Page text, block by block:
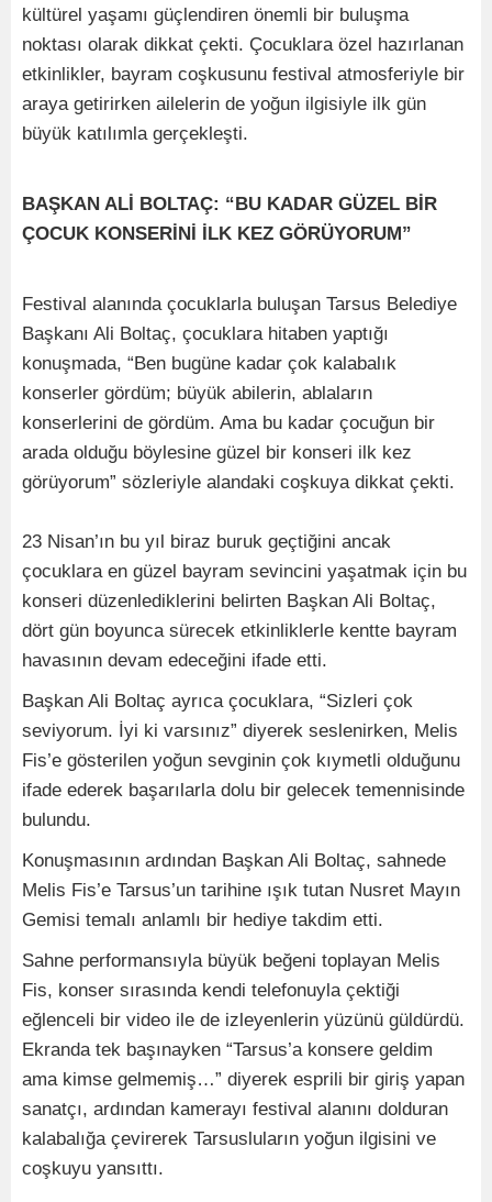
kültürel yaşamı güçlendiren önemli bir buluşma
noktası olarak dikkat çekti. Çocuklara özel hazırlanan
etkinlikler, bayram coşkusunu festival atmosferiyle bir
araya getirirken ailelerin de yoğun ilgisiyle ilk gün
büyük katılımla gerçekleşti.
BAŞKAN ALİ BOLTAÇ: “BU KADAR GÜZEL BİR
ÇOCUK KONSERİNİ İLK KEZ GÖRÜYORUM”
Festival alanında çocuklarla buluşan Tarsus Belediye
Başkanı Ali Boltaç, çocuklara hitaben yaptığı
konuşmada, “Ben bugüne kadar çok kalabalık
konserler gördüm; büyük abilerin, ablaların
konserlerini de gördüm. Ama bu kadar çocuğun bir
arada olduğu böylesine güzel bir konseri ilk kez
görüyorum” sözleriyle alandaki coşkuya dikkat çekti.
23 Nisan’ın bu yıl biraz buruk geçtiğini ancak
çocuklara en güzel bayram sevincini yaşatmak için bu
konseri düzenlediklerini belirten Başkan Ali Boltaç,
dört gün boyunca sürecek etkinliklerle kentte bayram
havasının devam edeceğini ifade etti.
Başkan Ali Boltaç ayrıca çocuklara, “Sizleri çok
seviyorum. İyi ki varsınız” diyerek seslenirken, Melis
Fis’e gösterilen yoğun sevginin çok kıymetli olduğunu
ifade ederek başarılarla dolu bir gelecek temennisinde
bulundu.
Konuşmasının ardından Başkan Ali Boltaç, sahnede
Melis Fis’e Tarsus’un tarihine ışık tutan Nusret Mayın
Gemisi temalı anlamlı bir hediye takdim etti.
Sahne performansıyla büyük beğeni toplayan Melis
Fis, konser sırasında kendi telefonuyla çektiği
eğlenceli bir video ile de izleyenlerin yüzünü güldürdü.
Ekranda tek başınayken “Tarsus’a konsere geldim
ama kimse gelmemiş…” diyerek esprili bir giriş yapan
sanatçı, ardından kamerayı festival alanını dolduran
kalabalığa çevirerek Tarsusluların yoğun ilgisini ve
coşkuyu yansıttı.